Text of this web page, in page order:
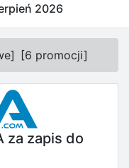
2026
] [6 promocji]
za zapis do